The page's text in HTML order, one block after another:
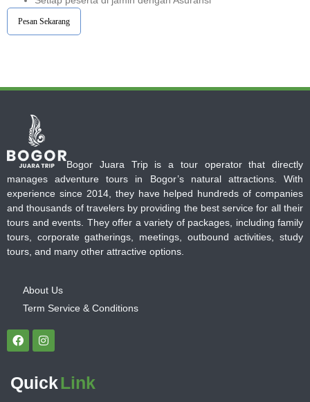
Pesan Sekarang
Bogor Juara Trip is a tour operator that directly
manages adventure tours in Bogor’s natural attractions. With
experience since 2014, they have helped hundreds of companies
and thousands of travelers by providing the best service for all their
tours and events. They offer a variety of packages, including family
tours, corporate gatherings, meetings, outbound activities, study
tours, and many other attractive options.
About Us
Term Service & Conditions
QuickLink